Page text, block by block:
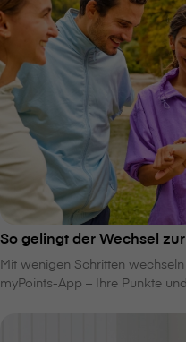
So gelingt der Wechsel
Mit wenigen Schritten
myPoints-App – Ihre Punkte